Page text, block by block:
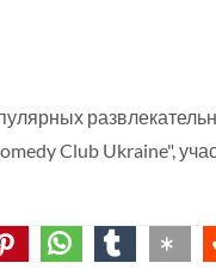
Club Ukraine",